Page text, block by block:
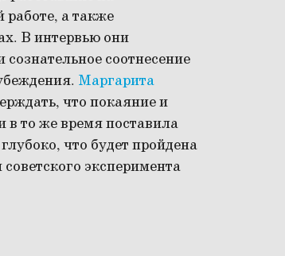
а также
В интервью они
соотнесение
Маргарита
что покаяние и
в то же время поставила
что будет пройдена
эксперимента